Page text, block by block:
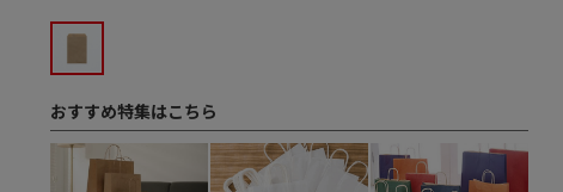
おすすめ特集はこちら